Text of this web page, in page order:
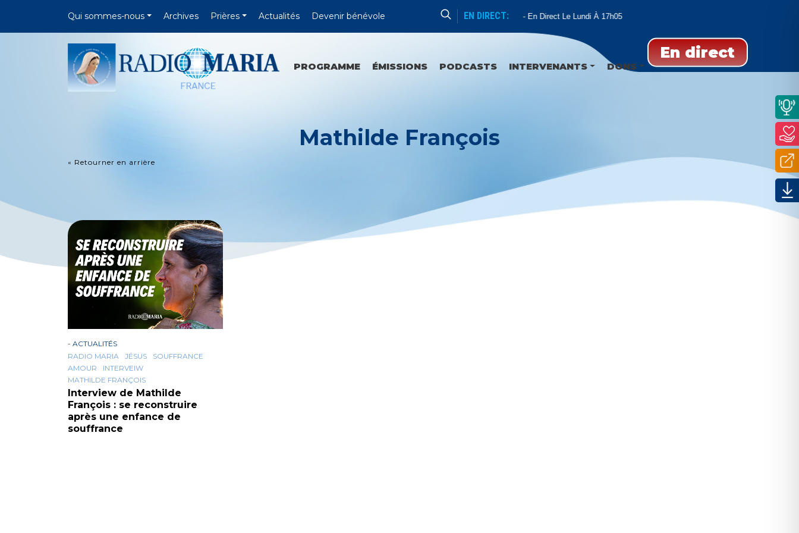
Qui sommes-nous Archives Prières Actualités Devenir bénévole EN DIRECT:
Sanctuaires Et Communautés En Direct Le Lundi À 17h05
En direct
PROGRAMME ÉMISSIONS PODCASTS INTERVENANTS DONS
Mathilde François
« Retourner en arrière
- ACTUALITÉS
RADIO MARIA
JÉSUS
SOUFFRANCE
AMOUR
INTERVEIW
MATHILDE FRANÇOIS
Interview de Mathilde
François : se reconstruire
après une enfance de
souffrance